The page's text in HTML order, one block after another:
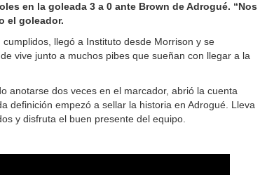
en la goleada 3 a 0 ante Brown de Adrogué. “Nos
el goleador.
llegó a Instituto desde Morrison y se
vive junto a muchos pibes que sueñan con llegar a la
anotarse dos veces en el marcador, abrió la cuenta
definición empezó a sellar la historia en Adrogué. Lleva
y disfruta el buen presente del equipo.